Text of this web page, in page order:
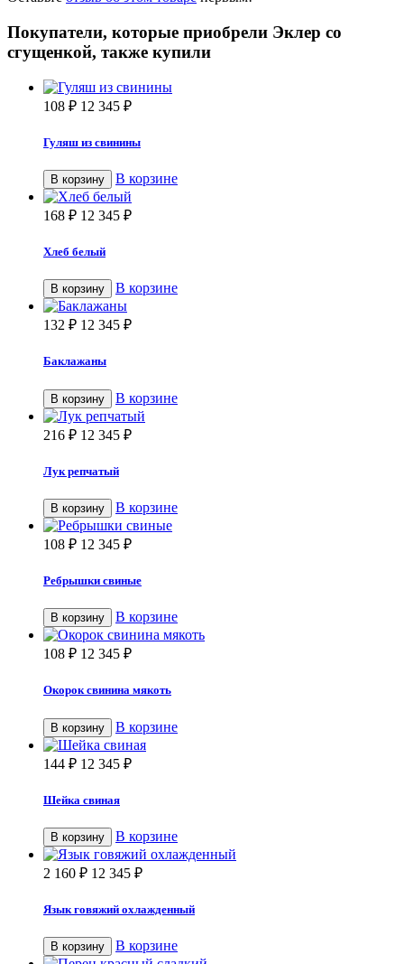
Покупатели, которые приобрели Эклер со
сгущенкой, также купили
108 ₽ 12 345 ₽
Гуляш из свинины
В корзину В корзине
168 ₽ 12 345 ₽
Хлеб белый
В корзину В корзине
132 ₽ 12 345 ₽
Баклажаны
В корзину В корзине
216 ₽ 12 345 ₽
Лук репчатый
В корзину В корзине
108 ₽ 12 345 ₽
Ребрышки свиные
В корзину В корзине
108 ₽ 12 345 ₽
Окорок свинина мякоть
В корзину В корзине
144 ₽ 12 345 ₽
Шейка свиная
В корзину В корзине
2 160 ₽ 12 345 ₽
Язык говяжий охлажденный
В корзину В корзине